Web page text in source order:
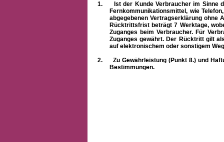
1.
Ist der Kunde Verbraucher im Sinne
Fernkommunikationsmittel, wie
abgegebenen Vertragserklärung ohne
Rücktrittsfrist beträgt 7 Werktage,
Zuganges beim Verbraucher. Für
Zuganges gewährt. Der Rücktritt gilt
auf elektronischem oder sonstigem
2.
Zu Gewährleistung (Punkt 8.) und
Bestimmungen.